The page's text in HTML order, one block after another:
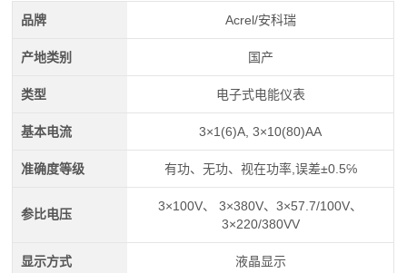
品牌 Acrel/安科瑞
产地类别 国产
类型 电子式电能仪表
基本电流 3×1(6)A, 3×10(80)AA
准确度等级 有功、无功、视在功率,误差±0.5℅
参比电压
3×100V、 3×380V、3×57.7/100V、
3×220/380VV
显示方式 液晶显示